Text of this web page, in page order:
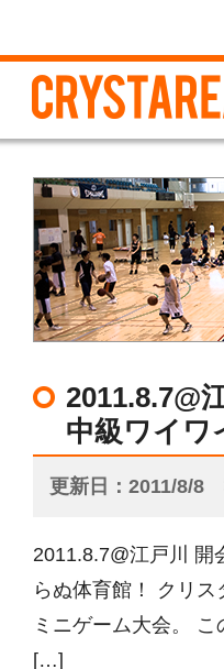
2011.8.7@
中級ワイワ
更新日 2011/8/8
2011.8.7@江戸川 開
らぬ体育館！ クリ
ミニゲーム大会。
[…]